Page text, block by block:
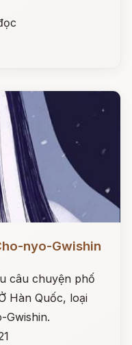
nyo-Gwishin
câu chuyện phố
Hàn Quốc, loại
Gwishin.